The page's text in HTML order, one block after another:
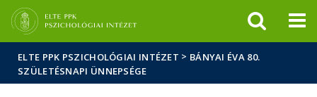
sajtóban
ELTE PPK PSZICHOLÓGIAI INTÉZET > BÁNYAI ÉVA 80.
SZÜLETÉSNAPI ÜNNEPSÉGE